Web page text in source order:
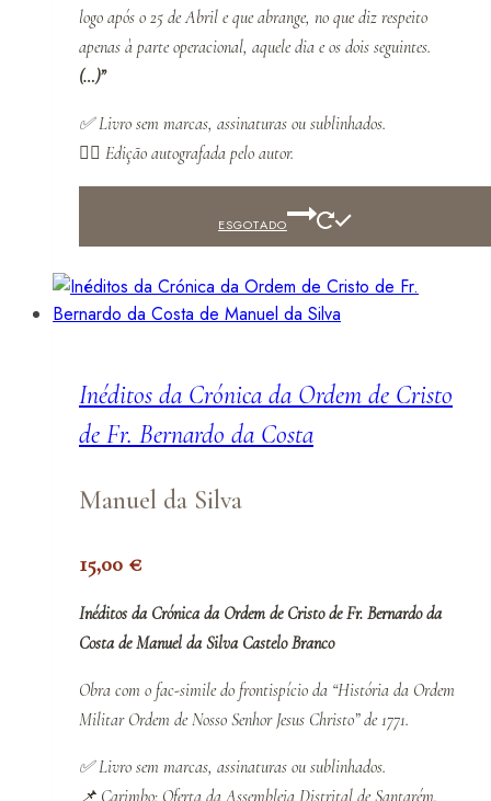
logo após o 25 de Abril e que abrange, no que diz respeito
apenas à parte operacional, aquele dia e os dois seguintes.
(…)”
✅Livro sem marcas, assinaturas ou sublinhados.
✍🏻 Edição autografada pelo autor.
ESGOTADO
Inéditos da Crónica da Ordem de Cristo
de Fr. Bernardo da Costa
Manuel da Silva
15,00 €
Inéditos da Crónica da Ordem de Cristo de Fr. Bernardo da
Costa de Manuel da Silva Castelo Branco
Obra com o fac-simile do frontispício da “História da Ordem
Militar Ordem de Nosso Senhor Jesus Christo” de 1771.
✅Livro sem marcas, assinaturas ou sublinhados.
📌 Carimbo: Oferta da Assembleia Distrital de Santarém.